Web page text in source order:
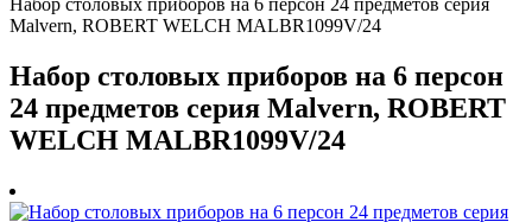
Набор столовых приборов на 6 персон 24 предметов серия
Malvern, ROBERT WELCH MALBR1099V/24
Набор столовых приборов на 6 персон
24 предметов серия Malvern, ROBERT
WELCH MALBR1099V/24